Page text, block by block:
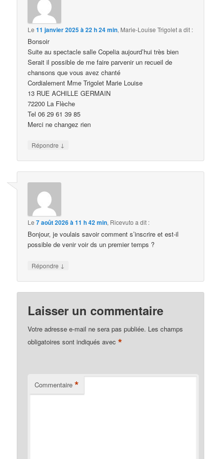
Le11 janvier 2025 à 22 h 24 min, Marie-Louise Trigoleta dit :
Bonsoir
Suite au spectacle salle Copelia aujourd’hui très bien
Serait il possible de me faire parvenir un recueil de
chansons que vous avez chanté
Cordialement Mme Trigolet Marie Louise
13 RUE ACHILLE GERMAIN
72200 La Flèche
Tel 06 29 61 39 85
Merci ne changez rien
Répondre ↓
Le7 août 2026 à 11 h 42 min, Ricevuto a dit :
Bonjour, je voulais savoir comment s’inscrire et est-il
possible de venir voir ds un premier temps ?
Répondre ↓
Laisser un commentaire
Votre adresse e-mail ne sera pas publiée. Les champs
obligatoires sont indiqués avec*
Commentaire *